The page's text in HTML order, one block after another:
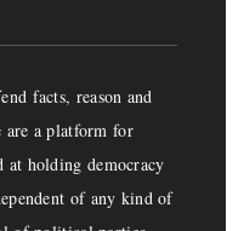
facts, reason and
are a platform for
at holding democracy
of any kind of